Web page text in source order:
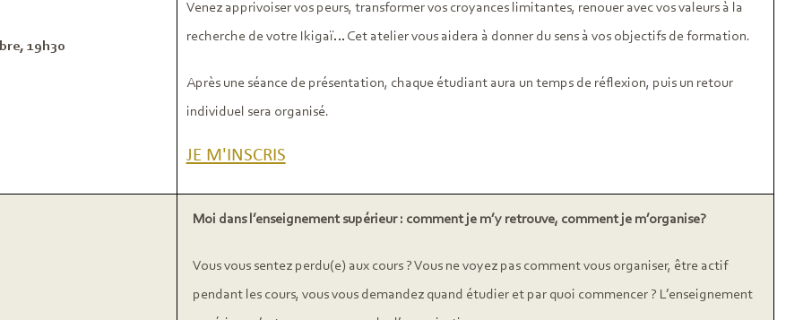
19h30
Venez apprivoiser vos peurs, transformer vos croyances limitantes, renouer avec vos valeurs à la
recherche de votre Ikigaï… Cet atelier vous aidera à donner du sens à vos objectifs de formation.
Après une séance de présentation, chaque étudiant aura un temps de réflexion, puis un retour
individuel sera organisé.
JE M'INSCRIS
Moi dans l’enseignement supérieur : comment je m’y retrouve, comment je m’organise?
Vous vous sentez perdu(e) aux cours ? Vous ne voyez pas comment vous organiser, être actif
pendant les cours, vous vous demandez quand étudier et par quoi commencer ? L’enseignement